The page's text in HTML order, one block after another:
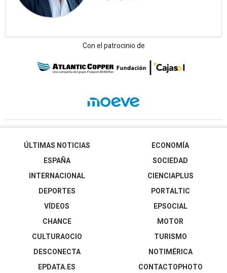
Con el patrocinio de
ÚLTIMAS NOTICIAS
ESPAÑA
INTERNACIONAL
DEPORTES
VÍDEOS
ECONOMÍA
SOCIEDAD
CIENCIAPLUS
PORTALTIC
EPSOCIAL
CHANCE
CULTURAOCIO
DESCONECTA
EPDATA.ES
MOTOR
TURISMO
NOTIMÉRICA
CONTACTOPHOTO